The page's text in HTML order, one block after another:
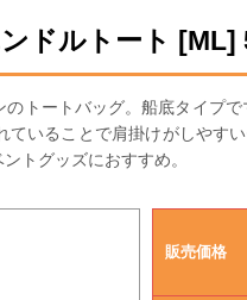
ドルトート [ML]
トートバッグ。船底タイプ
いることで肩掛けがしやす
トグッズにおすすめ。
販売価格